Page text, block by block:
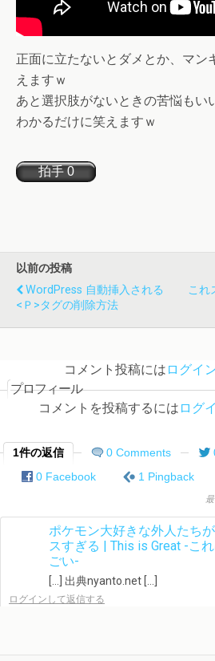
正面に立たないとダメとか、マン
えますｗ
あと選択肢がないときの苦悩もい
わかるだけに笑えますｗ
以前の投稿
WordPress 自動挿入される
<ｐ>タグの削除方法
これ
コメント投稿には ログイ
プロフィール
コメントを投稿するには ログ
1件の返信 0 Comments
0 Facebook
1 Pingback
ポケモン大好きな外人たち
スすぎる | This is Great -こ
ごい-
[…] 出典nyanto.net […]
ログインして返信する